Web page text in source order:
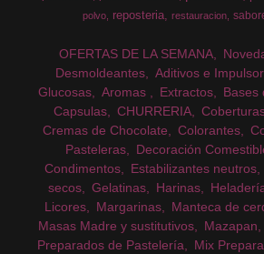
polvo
reposteria restauracion
OFERTAS DE LA SEMANA
Desmoldeantes
Aditivos e
Glucosas
Aromas Extractos Bases
Capsulas
CHURRERIA
Cremas de Chocolate
Colorantes
Pasteleras
Decoración
Condimentos
Estabilizantes neutros
secos
Gelatinas Harinas
Licores
Margarinas Manteca de
Masas Madre y sustitutivos
Mazapan
Preparados de Pastelería
Mix